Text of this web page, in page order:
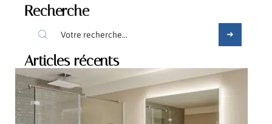
Recherche
Articles récents